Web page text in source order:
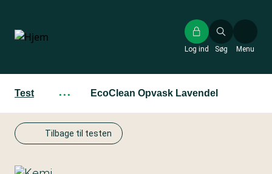
hovedindhold
Søg
Log ind Menu
Test ··· EcoClean Opvask Lavendel
Tilbage til testen